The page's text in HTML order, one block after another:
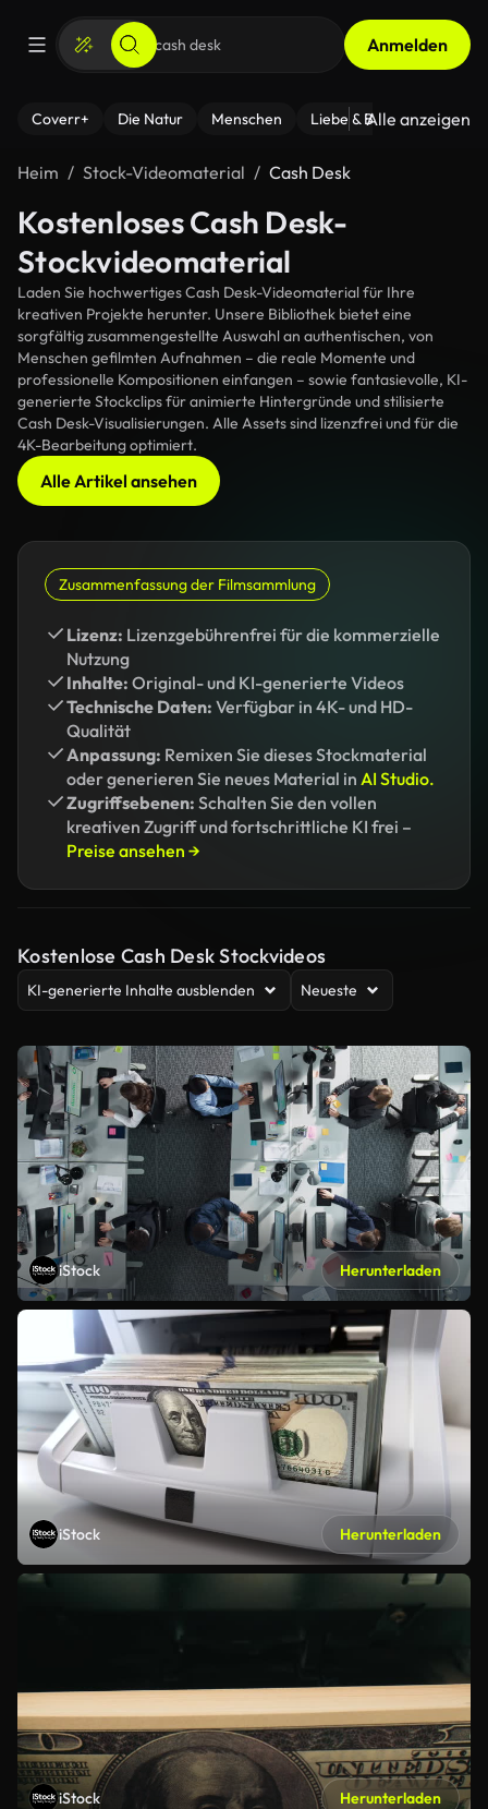
Anmelden
Coverr+ Die Natur Menschen Liebe & Beziehungen
Alle anzeigen
Heim Stock-Videomaterial Cash Desk
Kostenloses Cash Desk-
Stockvideomaterial
Laden Sie hochwertiges Cash Desk-Videomaterial für Ihre
kreativen Projekte herunter. Unsere Bibliothek bietet eine
sorgfältig zusammengestellte Auswahl an authentischen, von
Menschen gefilmten Aufnahmen – die reale Momente und
professionelle Kompositionen einfangen – sowie fantasievolle, KI-
generierte Stockclips für animierte Hintergründe und stilisierte
Cash Desk-Visualisierungen. Alle Assets sind lizenzfrei und für die
4K-Bearbeitung optimiert.
Alle Artikel ansehen
Zusammenfassung der Filmsammlung
Lizenz: Lizenzgebührenfrei für die kommerzielle
Nutzung
Inhalte: Original- und KI-generierte Videos
Technische Daten: Verfügbar in 4K- und HD-
Qualität
Anpassung: Remixen Sie dieses Stockmaterial
oder generieren Sie neues Material in AI Studio.
Zugriffsebenen: Schalten Sie den vollen
kreativen Zugriff und fortschrittliche KI frei –
Preise ansehen →
Kostenlose Cash Desk Stockvideos
KI-generierte Inhalte ausblenden Neueste
iStock Herunterladen
iStock Herunterladen
iStock Herunterladen